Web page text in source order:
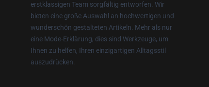
erstklassigen Team sorgfältig entworfen. Wir
bieten eine große Auswahl an hochwertigen und
wunderschön gestalteten Artikeln. Mehr als nur
eine Mode-Erklärung, dies sind Werkzeuge, um
Ihnen zu helfen, Ihren einzigartigen Alltagsstil
auszudrücken.